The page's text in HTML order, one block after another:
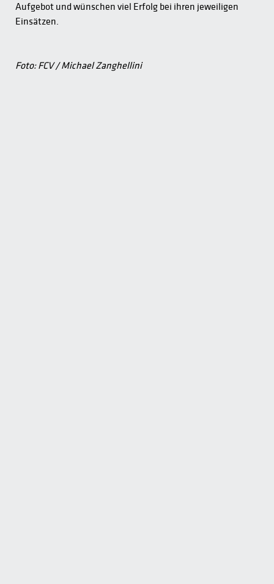
Aufgebot und wünschen viel Erfolg bei ihren jeweiligen
Einsätzen.
Foto: FCV / Michael Zanghellini